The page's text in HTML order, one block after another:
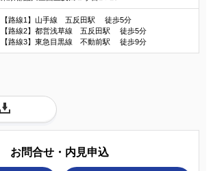
【路線1】山手線 五反田駅 徒歩5分
【路線2】都営浅草線 五反田駅 徒歩5分
【路線3】東急目黒線 不動前駅 徒歩9分
お問合せ・内見申込